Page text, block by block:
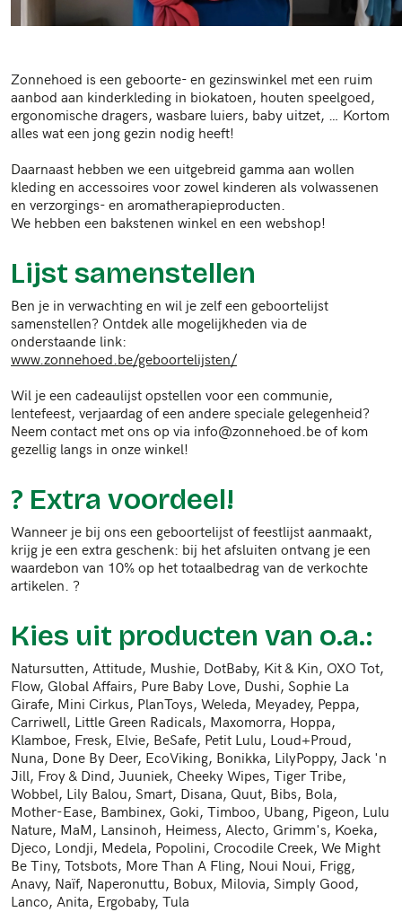
Zonnehoed is een geboorte- en gezinswinkel met een ruim
aanbod aan kinderkleding in biokatoen, houten speelgoed,
ergonomische dragers, wasbare luiers, baby uitzet, … Kortom
alles wat een jong gezin nodig heeft!
Daarnaast hebben we een uitgebreid gamma aan wollen
kleding en accessoires voor zowel kinderen als volwassenen
en verzorgings- en aromatherapieproducten.
We hebben een bakstenen winkel en een webshop!
Lijst samenstellen
Ben je in verwachting en wil je zelf een geboortelijst
samenstellen? Ontdek alle mogelijkheden via de
onderstaande link:
www.zonnehoed.be/geboortelijsten/
Wil je een cadeaulijst opstellen voor een communie,
lentefeest, verjaardag of een andere speciale gelegenheid?
Neem contact met ons op via info@zonnehoed.be of kom
gezellig langs in onze winkel!
? Extra voordeel!
Wanneer je bij ons een geboortelijst of feestlijst aanmaakt,
krijg je een extra geschenk: bij het afsluiten ontvang je een
waardebon van 10% op het totaalbedrag van de verkochte
artikelen. ?
Kies uit producten van o.a.:
Natursutten, Attitude, Mushie, DotBaby, Kit & Kin, OXO Tot,
Flow, Global Affairs, Pure Baby Love, Dushi, Sophie La
Girafe, Mini Cirkus, PlanToys, Weleda, Meyadey, Peppa,
Carriwell, Little Green Radicals, Maxomorra, Hoppa,
Klamboe, Fresk, Elvie, BeSafe, Petit Lulu, Loud+Proud,
Nuna, Done By Deer, EcoViking, Bonikka, LilyPoppy, Jack 'n
Jill, Froy & Dind, Juuniek, Cheeky Wipes, Tiger Tribe,
Wobbel, Lily Balou, Smart, Disana, Quut, Bibs, Bola,
Mother-Ease, Bambinex, Goki, Timboo, Ubang, Pigeon, Lulu
Nature, MaM, Lansinoh, Heimess, Alecto, Grimm's, Koeka,
Djeco, Londji, Medela, Popolini, Crocodile Creek, We Might
Be Tiny, Totsbots, More Than A Fling, Noui Noui, Frigg,
Anavy, Naïf, Naperonuttu, Bobux, Milovia, Simply Good,
Lanco, Anita, Ergobaby, Tula